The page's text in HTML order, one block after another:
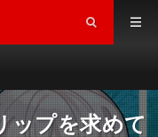
ップを求めて